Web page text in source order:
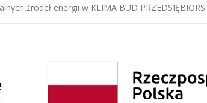
źródeł energii w KLIMA BUD